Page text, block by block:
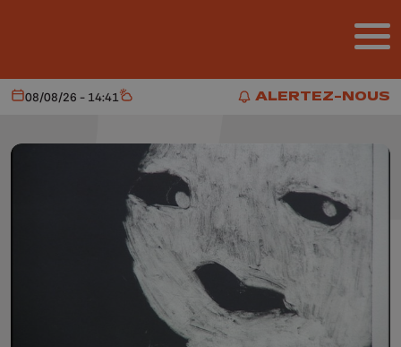
ALERTEZ-NOUS
ALERTEZ-NOUS
Aujourd'hui
08/08/26 - 14:41 Météo